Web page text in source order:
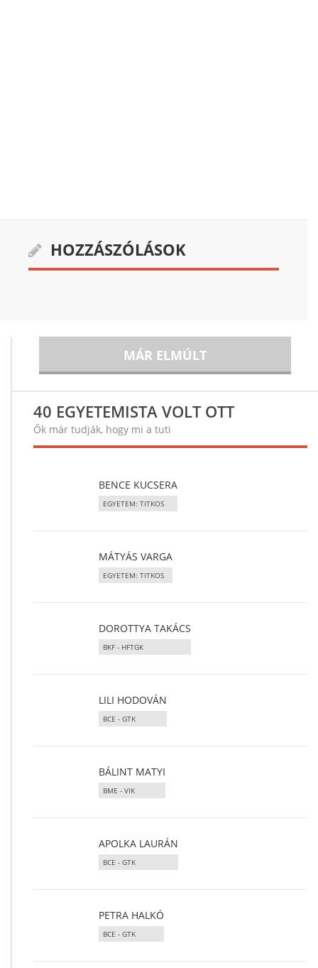
HOZZÁSZÓLÁSOK
MÁR ELMÚLT
40 EGYETEMISTA VOLT OTT
Ők már tudják, hogy mi a tuti
BENCE KUCSERA
EGYETEM: TITKOS
MÁTYÁS VARGA
EGYETEM: TITKOS
DOROTTYA TAKÁCS
BKF - HFTGK
LILI HODOVÁN
BCE - GTK
BÁLINT MATYI
BME - VIK
APOLKA LAURÁN
BCE - GTK
PETRA HALKÓ
BCE - GTK